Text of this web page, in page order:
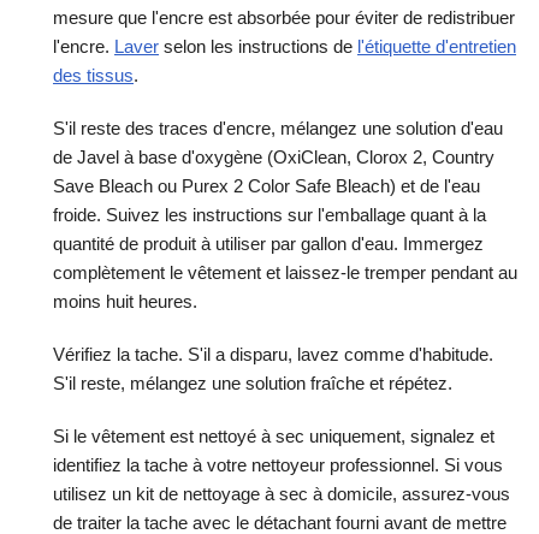
mesure que l'encre est absorbée pour éviter de redistribuer
l'encre. Laver selon les instructions de l'étiquette d'entretien
des tissus.
S'il reste des traces d'encre, mélangez une solution d'eau
de Javel à base d'oxygène (OxiClean, Clorox 2, Country
Save Bleach ou Purex 2 Color Safe Bleach) et de l'eau
froide. Suivez les instructions sur l'emballage quant à la
quantité de produit à utiliser par gallon d'eau. Immergez
complètement le vêtement et laissez-le tremper pendant au
moins huit heures.
Vérifiez la tache. S'il a disparu, lavez comme d'habitude.
S'il reste, mélangez une solution fraîche et répétez.
Si le vêtement est nettoyé à sec uniquement, signalez et
identifiez la tache à votre nettoyeur professionnel. Si vous
utilisez un kit de nettoyage à sec à domicile, assurez-vous
de traiter la tache avec le détachant fourni avant de mettre